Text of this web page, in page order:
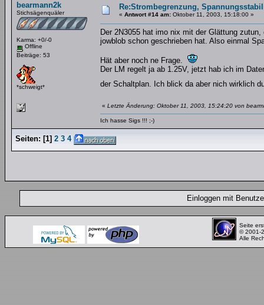
bearmann2k
Stichsägenquäler
Karma: +0/-0
Offline
Beiträge: 53
*schweigt*
Re:Strombegrenzung,
« Antwort #14 am: Oktober 11, 2003, 15:18:00 »
Der 2N3055 hat imo nix mit der Glättung
jowblob schon geschrieben hat. Also einmal
Hät aber noch ne Frage.
Der LM regelt ja ab 1.25V, jetzt hab ich im
der Schaltplan. Ich blick da aber nich wirklich
« Letzte Änderung: Oktober 11, 2003, 15:24:20 von
Ich hasse Sigs !!! ;-)
Seiten: [1] 2 3 4
Einloggen mit
Seite
© 2001-
Alle